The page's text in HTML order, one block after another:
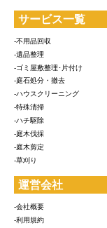
サービス一覧
-不用品回収
-遺品整理
-ゴミ屋敷整理･片付け
-庭石処分・撤去
-ハウスクリーニング
-特殊清掃
-ハチ駆除
-庭木伐採
-庭木剪定
-草刈り
運営会社
-会社概要
-利用規約